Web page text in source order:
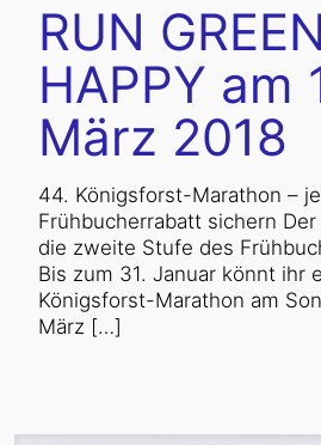
RUN
HAPPY am
März 2018
44. Königsforst-Marathon –
Frühbucherrabatt sichern
die zweite Stufe des
Bis zum 31. Januar könnt ihr
Königsforst-Marathon am
März […]